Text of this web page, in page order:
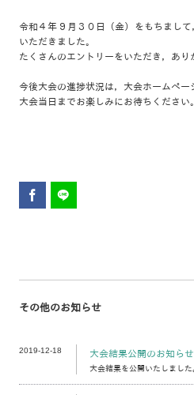
令和４年９月３０日（金）をもちまし
いただきました。
たくさんのエントリーをいただき，あり
今後大会の進捗状況は，大会ホームペー
大会当日までお楽しみにお待ちください。
その他のお知らせ
2019-12-18 大会結果公開のお知らせ
大会結果を公開いたしました